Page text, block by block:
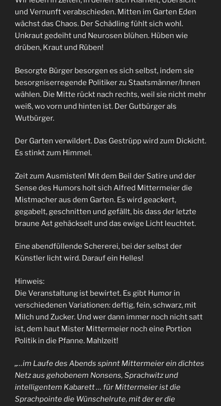
und Vernunft verabschieden. Mitten im Garten Eden
wächst das Chaos. Der Schädling fühlt sich wohl.
Unkraut gedeiht und Neurosen blühen. Hüben wie
drüben, Kraut und Rüben!
Besorgte Bürger besorgen es sich selbst, indem sie
besorgniserregende Politiker zu Staatsmänner/Innen
wählen. Die Mitte rückt nach rechts, weil sie nicht mehr
weiß, wo vorn und hinten ist. Der Gutbürger als
Wutbürger.
Der Garten verwildert. Das Gestrüpp wird zum Dickicht.
Es stinkt zum Himmel.
Zeit zum Ausmisten! Mit dem Beil der Satire und der
Sense des Humors holt sich Alfred Mittermeier die
Mistmacher aus dem Garten. Es wird geackert,
gegabelt, geschnitten und gefällt, bis dass der letzte
braune Ast gehäckselt und das ewige Licht leuchtet.
Eine abendfüllende Schererei, bei der selbst der
Künstler licht wird. Darauf ein Helles!
Hinweis:
Die Veranstaltung ist bewirtet. Es gibt Humor in
verschiedenen Variationen: deftig, fein, schwarz, mit
Milch und Zucker. Und wer dann immer noch nicht satt
ist, dem haut Mister Mittermeier noch eine Portion
Politik in die Pfanne. Mahlzeit!
„…im Laufe des Abends spinnt Mittermeier ein dichtes
Netz aus gehobenem Nonsens, Sprachwitz und
intelligentem Kabarett … für Mittermeier ist die
Sprachpointe die Wünschelrute, mit der er die